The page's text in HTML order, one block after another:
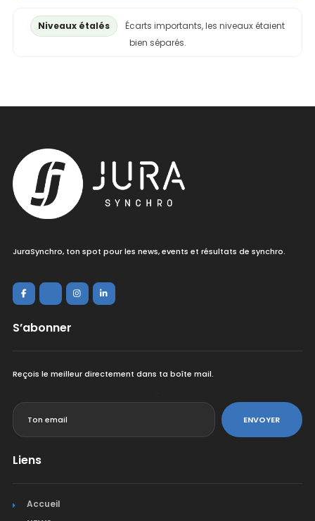
Niveaux étalés
Écarts importants, les niveaux étaient
bien séparés.
JuraSynchro, ton spot pour les news, events et résultats de synchro.
S’abonner
Reçois le meilleur directement dans ta boîte mail.
ENVOYER
Liens
Accueil